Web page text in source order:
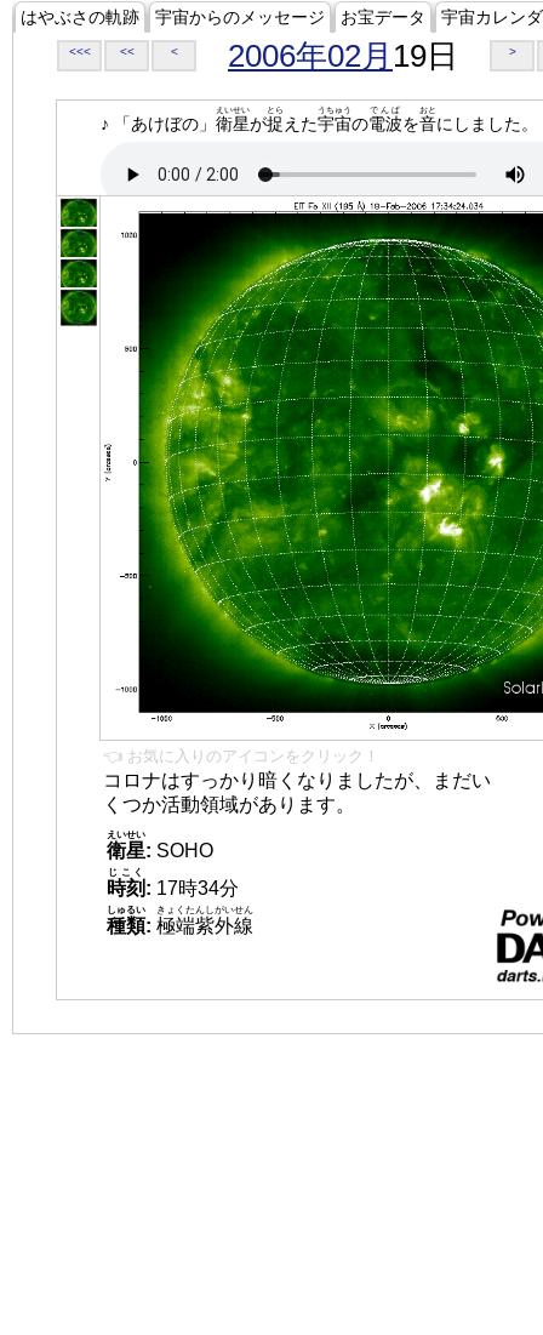
はやぶさの軌跡 宇宙からのメッセージ お宝データ 宇宙カレン
<<< << < 2006年02月 19日 >
♪ 「あけぼの」 衛星
えいせい
が捉
とら
えた宇宙
うちゅう
の電波
でんぱ
を音
おと
にしました。
👈 お気に入りのアイコンをクリック！
コロナはすっかり暗くなりましたが、まだい
くつか活動領域があります。
衛星
えいせい
: SOHO
時刻
じこく
: 17時34分
種類
しゅるい
: 極端紫外線
きょくたんしがいせん